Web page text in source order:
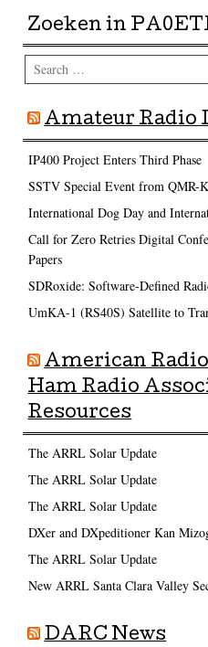
Zoeken in
Search
Amateur Radio
IP400 Project Enters Third Phase
SSTV Special Event from QMR-
International Dog Day and
Call for Zero Retries Digital
Papers
SDRoxide: Software-Defined
UmKA-1 (RS40S) Satellite to
American Radio
Ham Radio
Resources
The ARRL Solar Update
The ARRL Solar Update
The ARRL Solar Update
DXer and DXpeditioner Kan
The ARRL Solar Update
New ARRL Santa Clara Valley
DARC News